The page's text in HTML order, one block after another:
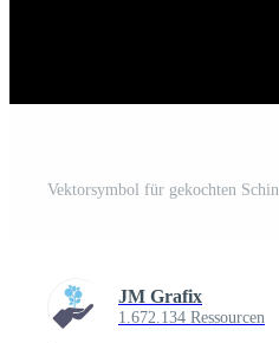
JM Grafix
1.672.134 Ressourcen